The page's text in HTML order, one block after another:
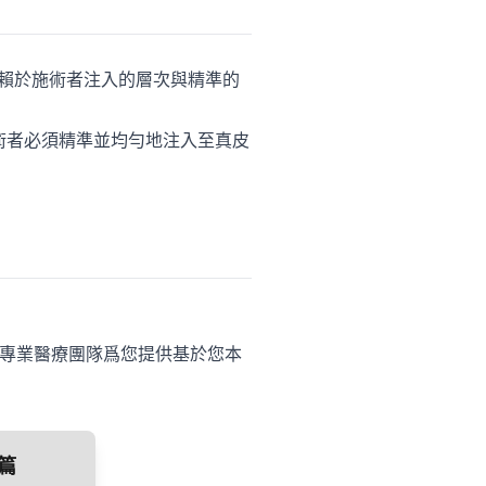
於施術者注入的層次與精準的
必須精準並均勻地注入至真皮
業醫療團隊爲您提供基於您本